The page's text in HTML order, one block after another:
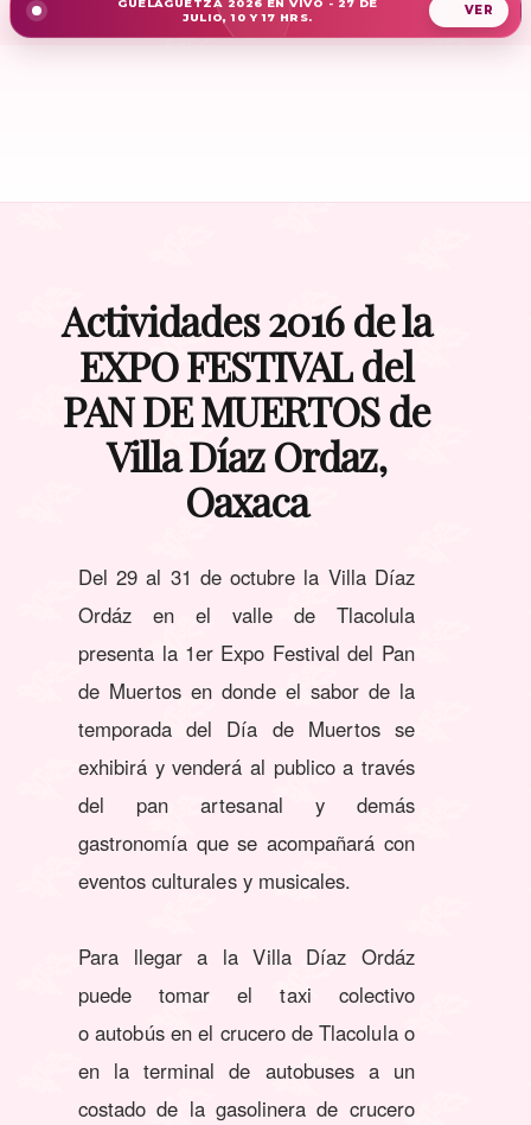
GUELAGUETZA 2026 EN VIVO - 27 DE
JULIO, 10 Y 17 HRS.
Actividades 2016 de la
EXPO FESTIVAL del
PAN DE MUERTOS de
Villa Díaz Ordaz,
Oaxaca
Del 29 al 31 de octubre la Villa Díaz
Ordáz en el valle de Tlacolula
presenta la 1er Expo Festival del Pan
de Muertos en donde el sabor de la
temporada del Día de Muertos se
exhibirá y venderá al publico a través
del pan artesanal y demás
gastronomía que se acompañará con
eventos culturales y musicales.
Para llegar a la Villa Díaz Ordáz
puede tomar el taxi colectivo
o autobús en el crucero de Tlacolula o
en la terminal de autobuses a un
costado de la gasolinera de crucero